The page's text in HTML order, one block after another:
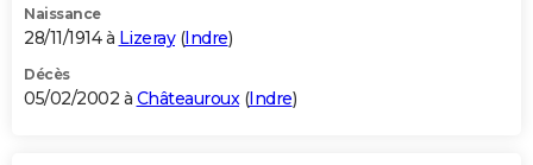
Naissance
28/11/1914 à Lizeray(Indre)
Décès
05/02/2002 à Châteauroux(Indre)